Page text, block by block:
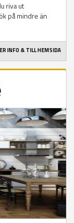
riva ut
på mindre än
INFO & TILL HEMSIDA